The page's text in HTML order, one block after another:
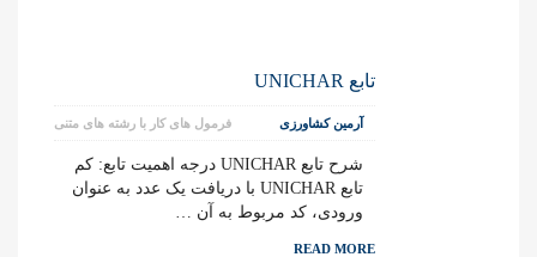
تابع UNICHAR
فرمول های کار با رشته های متنی آرمین کشاورزی
شرح تابع UNICHAR درجه اهمیت تابع: کم
تابع UNICHAR با دریافت یک عدد به عنوان
ورودی، کد مربوط به آن …
READ MORE